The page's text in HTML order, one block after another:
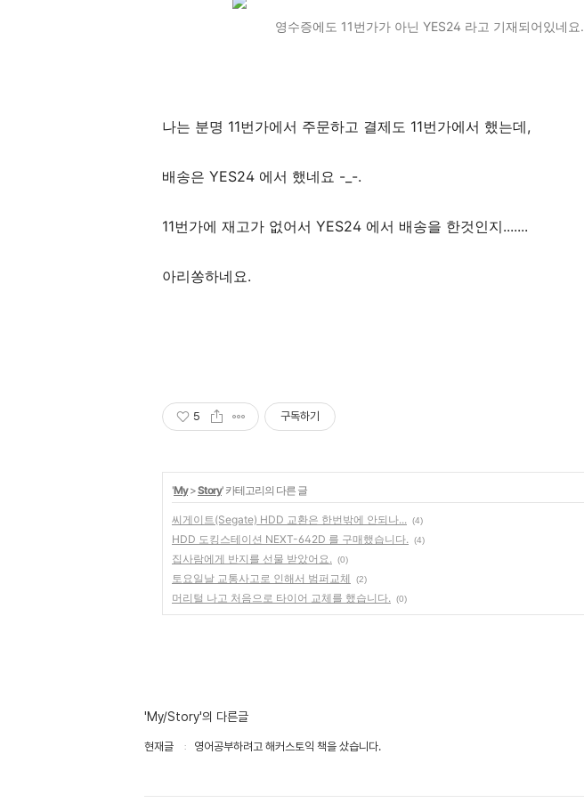
영수증에도 11번가가 아닌 YES24 라고 기재되어있네요.
나는 분명 11번가에서 주문하고 결제도 11번가에서 했는데,
배송은 YES24 에서 했네요 -_-.
11번가에 재고가 없어서 YES24 에서 배송을 한것인지.......
아리쏭하네요.
5 구독하기
'My>Story' 카테고리의 다른 글
씨게이트(Segate) HDD 교환은 한번밖에 안되나... (4)
HDD 도킹스테이션 NEXT-642D 를 구매했습니다. (4)
집사람에게 반지를 선물 받았어요. (0)
토요일날 교통사고로 인해서 범퍼교체 (2)
머리털 나고 처음으로 타이어 교체를 했습니다. (0)
'My/Story'의 다른글
현재글 영어공부하려고 해커스토익 책을 샀습니다.